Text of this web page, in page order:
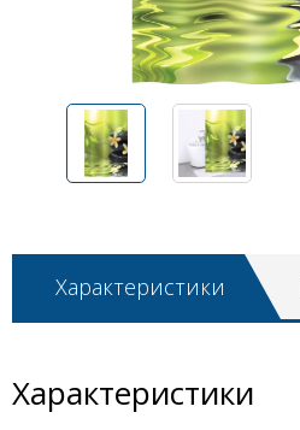
Характеристики
Характеристики